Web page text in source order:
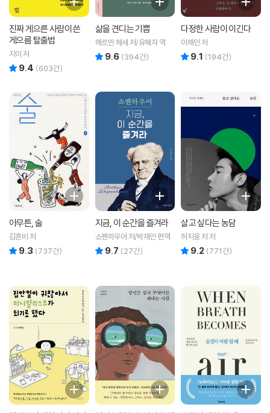
진짜 게으른 사람이 쓴
게으름 탈출법
지이 저
9.4 (603건)
삶을 견디는 기쁨
헤르만 헤세 저/유혜자 역
9.6 (394건)
다정한 사람이 이긴다
이해인 저
9.1 (194건)
아무튼, 술
김혼비 저
9.3 (737건)
지금, 이 순간을 즐겨라
쇼펜하우어 저/박재인 편역
9.7 (27건)
살고 싶다는 농담
허지웅 저 저
9.2 (771건)